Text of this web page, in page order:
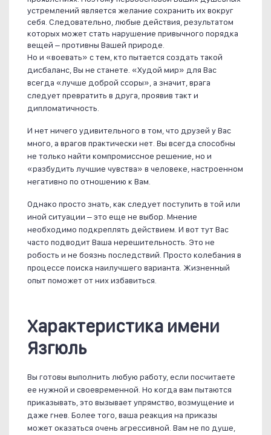
устремлений является желание сохранить их вокруг
себя. Следовательно, любые действия, результатом
которых может стать нарушение привычного порядка
вещей – противны Вашей природе.
Но и «воевать» с тем, кто пытается создать такой
дисбаланс, Вы не станете. «Худой мир» для Вас
всегда «лучше доброй ссоры», а значит, врага
следует превратить в друга, проявив такт и
дипломатичность.
И нет ничего удивительного в том, что друзей у Вас
много, а врагов практически нет. Вы всегда способны
не только найти компромиссное решение, но и
«разбудить лучшие чувства» в человеке, настроенном
негативно по отношению к Вам.
Однако просто знать, как следует поступить в той или
иной ситуации – это еще не выбор. Мнение
необходимо подкреплять действием. И вот тут Вас
часто подводит Ваша нерешительность. Это не
робость и не боязнь последствий. Просто колебания в
процессе поиска наилучшего варианта. Жизненный
опыт поможет от них избавиться.
Характеристика имени
Язгюль
Вы готовы выполнить любую работу, если посчитаете
ее нужной и своевременной. Но когда вам пытаются
приказывать, это вызывает упрямство, возмущение и
даже гнев. Более того, ваша реакция на приказы
может оказаться очень агрессивной. Вам не по душе,